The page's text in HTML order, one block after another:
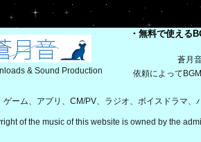
& Sound Production
・無料で使える
蒼月
依頼によって
ゲーム、アプリ、CM/PV、ラジオ、ボイスドラマ
of the music of this website is owned by the